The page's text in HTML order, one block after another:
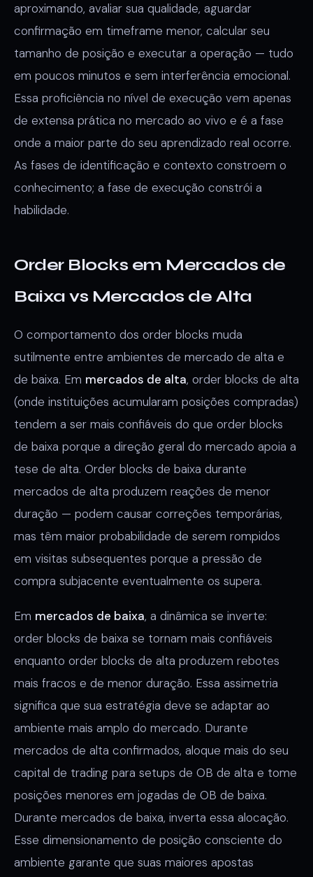
aproximando, avaliar sua qualidade, aguardar
confirmação em timeframe menor, calcular seu
tamanho de posição e executar a operação — tudo
em poucos minutos e sem interferência emocional.
Essa proficiência no nível de execução vem apenas
de extensa prática no mercado ao vivo e é a fase
onde a maior parte do seu aprendizado real ocorre.
As fases de identificação e contexto constroem o
conhecimento; a fase de execução constrói a
habilidade.
Order Blocks em Mercados de
Baixa vs Mercados de Alta
O comportamento dos order blocks muda
sutilmente entre ambientes de mercado de alta e
de baixa. Em mercados de alta, order blocks de alta
(onde instituições acumularam posições compradas)
tendem a ser mais confiáveis do que order blocks
de baixa porque a direção geral do mercado apoia a
tese de alta. Order blocks de baixa durante
mercados de alta produzem reações de menor
duração — podem causar correções temporárias,
mas têm maior probabilidade de serem rompidos
em visitas subsequentes porque a pressão de
compra subjacente eventualmente os supera.
Em mercados de baixa, a dinâmica se inverte:
order blocks de baixa se tornam mais confiáveis
enquanto order blocks de alta produzem rebotes
mais fracos e de menor duração. Essa assimetria
significa que sua estratégia deve se adaptar ao
ambiente mais amplo do mercado. Durante
mercados de alta confirmados, aloque mais do seu
capital de trading para setups de OB de alta e tome
posições menores em jogadas de OB de baixa.
Durante mercados de baixa, inverta essa alocação.
Esse dimensionamento de posição consciente do
ambiente garante que suas maiores apostas